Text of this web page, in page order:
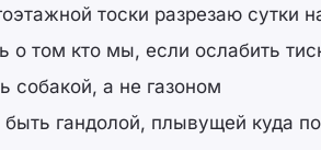
тоски разрезаю сутки
о том кто мы, если ослабить
собакой, а не газоном
гандолой, плывущей куда